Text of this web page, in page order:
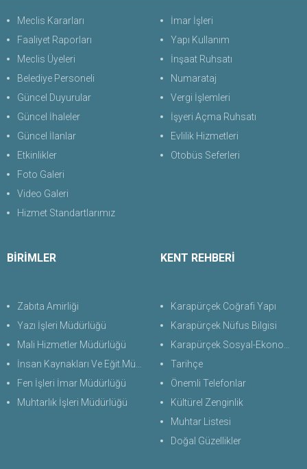
Meclis Kararları
Faaliyet Raporları
Meclis Üyeleri
Belediye Personeli
Güncel Duyurular
Güncel İhaleler
Güncel İlanlar
Etkinlikler
Foto Galeri
Video Galeri
Hizmet Standartlarımız
İmar İşleri
Yapı Kullanım
İnşaat Ruhsatı
Numarataj
Vergi İşlemleri
İşyeri Açma Ruhsatı
Evlilik Hizmetleri
Otobüs Seferleri
BİRİMLER
Zabıta Amirliği
Yazı İşleri Müdürlüğü
Mali Hizmetler Müdürlüğü
İnsan Kaynakları Ve Eğit.Müdürlüğü
Fen İşleri İmar Müdürlüğü
Muhtarlık İşleri Müdürlüğü
KENT REHBERİ
Karapürçek Coğrafi Yapı
Karapürçek Nüfus Bilgisi
Karapürçek Sosyal-Ekonomik Durum
Tarihçe
Önemli Telefonlar
Kültürel Zenginlik
Muhtar Listesi
Doğal Güzellikler